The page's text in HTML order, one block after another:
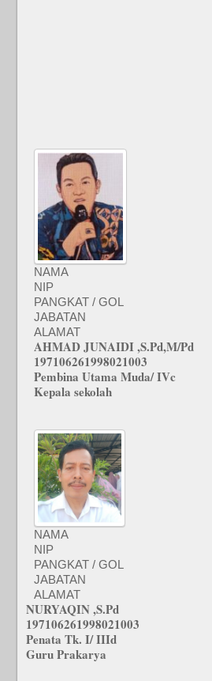
NAMA
NIP
PANGKAT / GOL
JABATAN
ALAMAT
AHMAD JUNAIDI ,S.Pd,M/Pd
197106261998021003
Pembina Utama Muda/ IVc
Kepala sekolah
NAMA
NIP
PANGKAT / GOL
JABATAN
ALAMAT
NURYAQIN ,S.Pd
197106261998021003
Penata Tk. I/ IIId
Guru Prakarya